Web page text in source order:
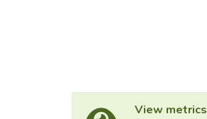
View metrics